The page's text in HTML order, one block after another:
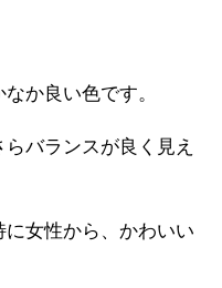
か良い色です。
バランスが良く見え
女性から、かわいい